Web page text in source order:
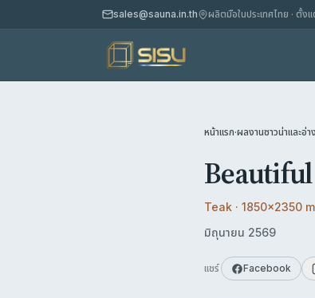
sales@sauna.in.th ผลิตมือในประเทศไทย · ตั้
หน้าแรก·ผลงานซาวน่าและอ่า
Teak · 1850x2350
มิถุนายน 2569
แชร์ Facebook